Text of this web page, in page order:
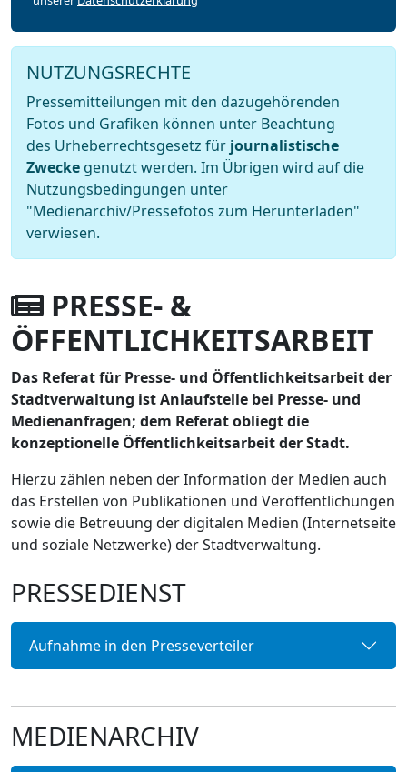
NUTZUNGSRECHTE
Pressemitteilungen mit den dazugehörenden
Fotos und Grafiken können unter Beachtung
des Urheberrechtsgesetz für journalistische
Zwecke genutzt werden. Im Übrigen wird auf die
Nutzungsbedingungen unter
"Medienarchiv/Pressefotos zum Herunterladen"
verwiesen.
PRESSE- &
ÖFFENTLICHKEITSARBEIT
Das Referat für Presse- und Öffentlichkeitsarbeit der
Stadtverwaltung ist Anlaufstelle bei Presse- und
Medienanfragen; dem Referat obliegt die
konzeptionelle Öffentlichkeitsarbeit der Stadt.
Hierzu zählen neben der Information der Medien auch
das Erstellen von Publikationen und Veröffentlichungen
sowie die Betreuung der digitalen Medien (Internetseite
und soziale Netzwerke) der Stadtverwaltung.
PRESSEDIENST
Aufnahme in den Presseverteiler
MEDIENARCHIV